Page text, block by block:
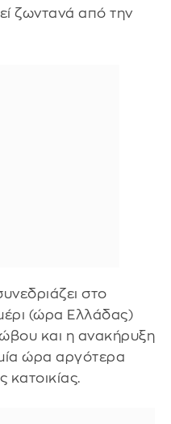
ζωντανά από την
στο
(ώρα Ελλάδας)
και η ανακήρυξη
ώρα αργότερα
κατοικίας.